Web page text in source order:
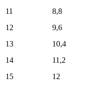
11
8,8
12
9,6
13
10,4
14
11,2
15
12